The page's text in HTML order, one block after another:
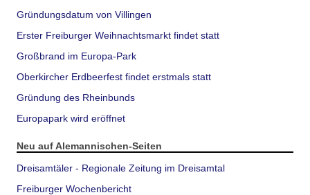
Gründungsdatum von Villingen
Erster Freiburger Weihnachtsmarkt findet statt
Großbrand im Europa-Park
Oberkircher Erdbeerfest findet erstmals statt
Gründung des Rheinbunds
Europapark wird eröffnet
Neu auf Alemannischen-Seiten
Dreisamtäler - Regionale Zeitung im Dreisamtal
Freiburger Wochenbericht